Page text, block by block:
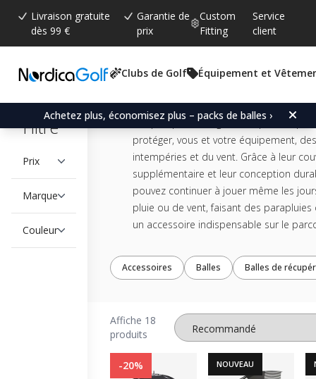
Livraison gratuite
dès 99 €
Garantie de
prix
Custom
Fitting
Service
client
Clubs de Golf Équipement et
Achetez plus, économisez plus – packs de balles ›
Filtre
Prix
Marque
Couleur
PARAPLUIES
Les parapluies de golf sont parfaits
protéger, vous et votre équipement, des
intempéries et du vent. Grâce à leur
supplémentaire et leur conception
pouvez continuer à jouer même les
pluie ou de vent, faisant des parapluies
un accessoire indispensable sur le
Accessoires Balles Balles de
Affiche 18
produits
-20% NOUVEAU